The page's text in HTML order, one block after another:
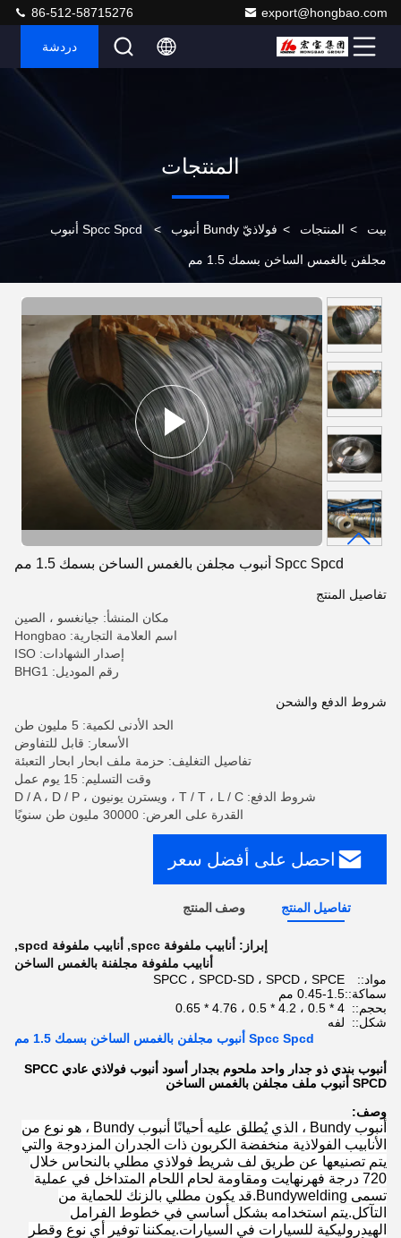
export@hongbao.com
86-512-58715276
دردشة
المنتجات
بيت > المنتجات > فولاذيّ Bundy أنبوب > Spcc Spcd أنبوب
مجلفن بالغمس الساخن بسمك 1.5 مم
Spcc Spcd أنبوب مجلفن بالغمس الساخن بسمك 1.5 مم
تفاصيل المنتج
مكان المنشأ: جيانغسو ، الصين
اسم العلامة التجارية: Hongbao
إصدار الشهادات: ISO
رقم الموديل: BHG1
شروط الدفع والشحن
الحد الأدنى لكمية: 5 مليون طن
الأسعار: قابل للتفاوض
تفاصيل التغليف: حزمة ملف ابحار ابحار التعبئة
وقت التسليم: 15 يوم عمل
شروط الدفع: T / T ، L / C ، ويسترن يونيون ، D / A ، D / P
القدرة على العرض: 30000 مليون طن سنويًا
احصل على أفضل سعر
تفاصيل المنتج وصف المنتج
إبراز: أنابيب ملفوفة spcc , أنابيب ملفوفة spcd
,
أنابيب ملفوفة مجلفنة بالغمس الساخن
مواد::
SPCC ، SPCD-SD ، SPCD ، SPCE
سماكة::0.45-1.5 مم
بحجم:: 4 * 0.5 ، 4.2 * 0.5 ، 4.76 * 0.65
شكل::
لفه
Spcc Spcd أنبوب مجلفن بالغمس الساخن بسمك 1.5 مم
أنبوب بندي ذو جدار واحد ملحوم بجدار أسود أنبوب فولاذي عادي SPCC
SPCD أنبوب ملف مجلفن بالغمس الساخن
وصف:
أنبوب Bundy ، الذي يُطلق عليه أحيانًا أنبوب Bundy ، هو نوع من
الأنابيب الفولاذية منخفضة الكربون ذات الجدران المزدوجة والتي
يتم تصنيعها عن طريق لف شريط فولاذي مطلي بالنحاس خلال
720 درجة فهرنهايت ومقاومة لحام اللحام المتداخل في عملية
تسمى Bundywelding.قد يكون مطلي بالزنك للحماية من
التآكل.يتم استخدامه بشكل أساسي في خطوط الفرامل
الهيدروليكية للسيارات في السيارات.يمكننا توفير أي نوع وقطر